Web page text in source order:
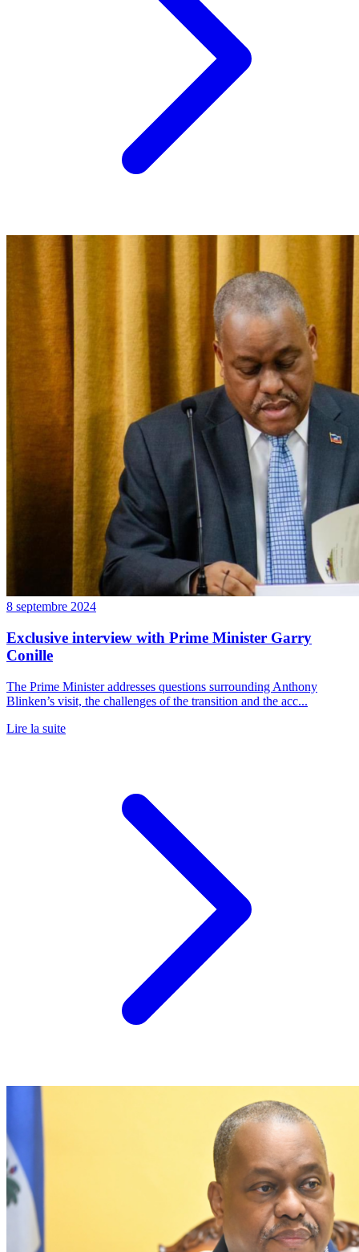
8 septembre 2024
Exclusive interview with Prime Minister Garry
Conille
The Prime Minister addresses questions surrounding Anthony
Blinken’s visit, the challenges of the transition and the acc...
Lire la suite